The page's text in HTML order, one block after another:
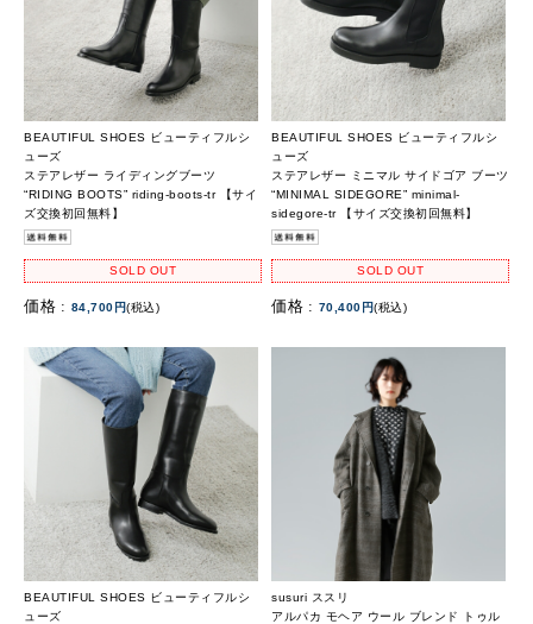
BEAUTIFUL SHOES ビューティフルシ
ューズ
ステアレザー ライディングブーツ
“RIDING BOOTS” riding-boots-tr 【サイ
ズ交換初回無料】
SOLD OUT
価格 : 84,700円(税込)
BEAUTIFUL SHOES ビューティフルシ
ューズ
ステアレザー ミニマル サイドゴア ブーツ
“MINIMAL SIDEGORE” minimal-
sidegore-tr 【サイズ交換初回無料】
SOLD OUT
価格 : 70,400円(税込)
BEAUTIFUL SHOES ビューティフルシ
ューズ
susuri ススリ
アルパカ モヘア ウール ブレンド トゥル